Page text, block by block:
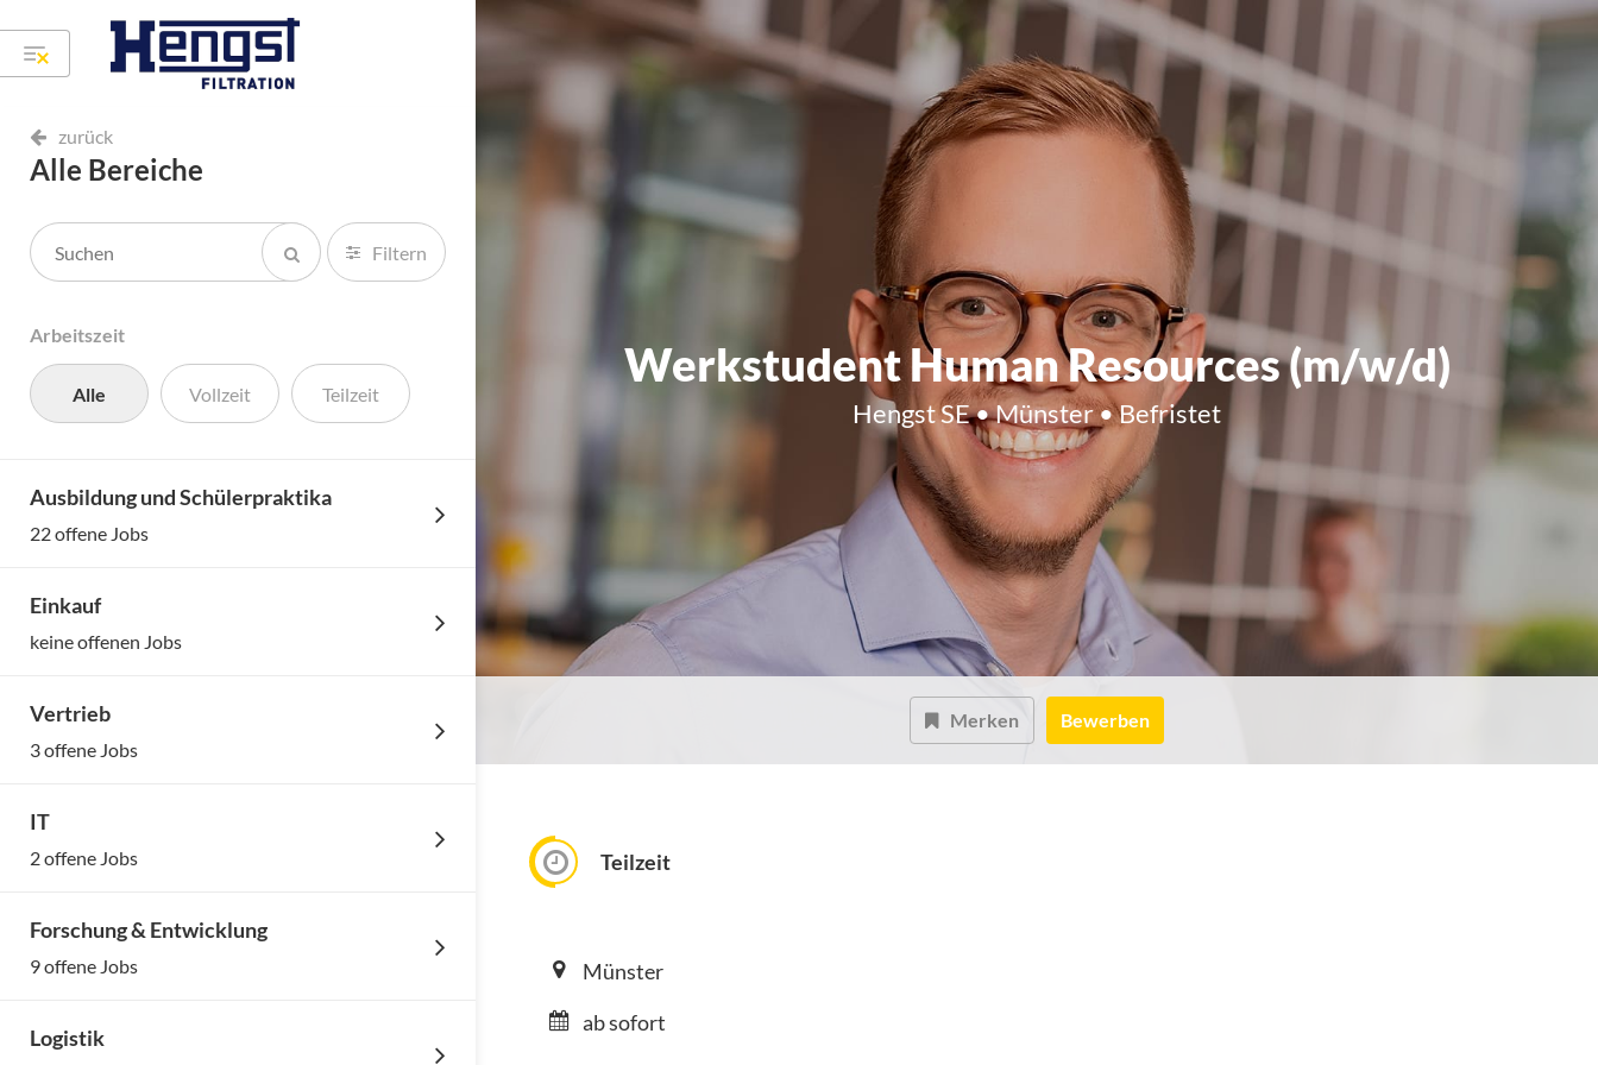
zurück
Alle Bereiche
Filtern
Arbeitszeit
Alle Vollzeit Teilzeit
Ausbildung und Schülerpraktika
22 offene Jobs
Einkauf
keine offenen Jobs
Vertrieb
3 offene Jobs
IT
2 offene Jobs
Forschung & Entwicklung
9 offene Jobs
Logistik
Werkstudent Human Resources (m/w/d)
Hengst SE • Münster • Befristet
Merken Bewerben
Teilzeit
Münster
ab sofort